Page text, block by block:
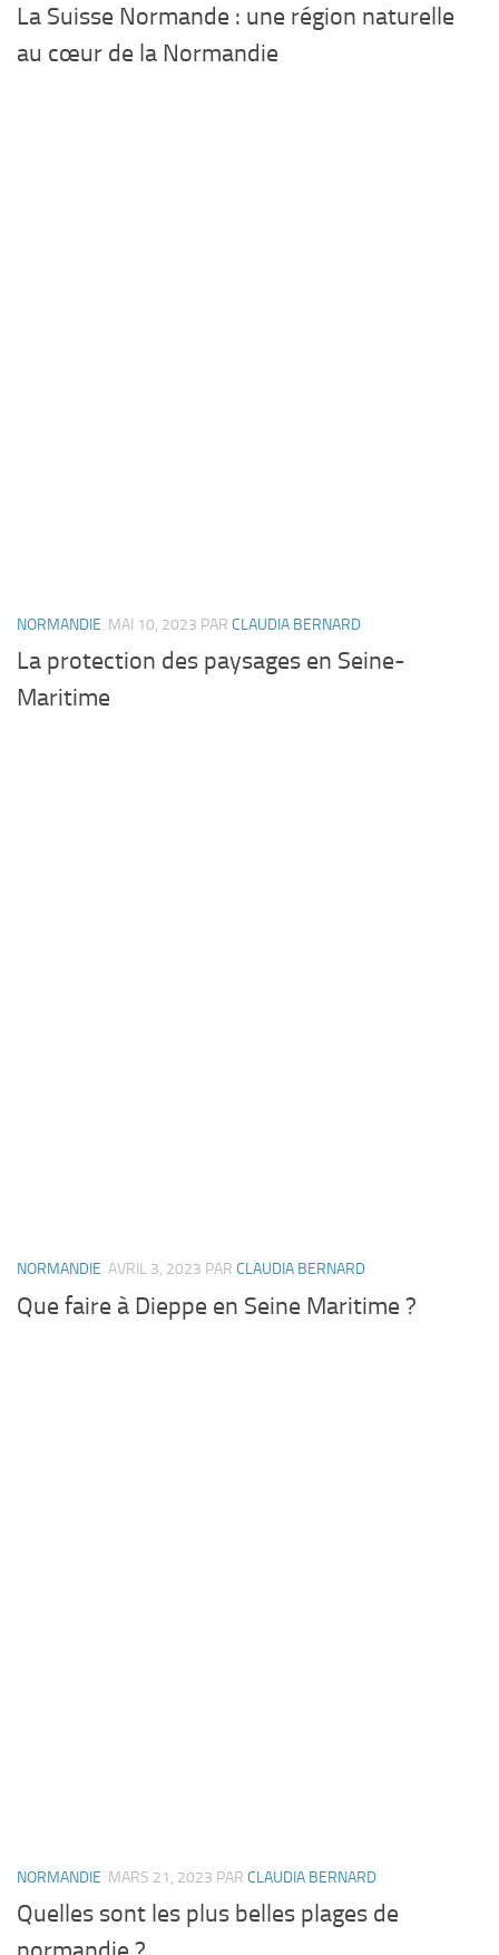
La Suisse Normande : une région naturelle
au cœur de la Normandie
NORMANDIE MAI 10, 2023 PAR CLAUDIA BERNARD
La protection des paysages en Seine-
Maritime
NORMANDIE AVRIL 3, 2023 PAR CLAUDIA BERNARD
Que faire à Dieppe en Seine Maritime ?
NORMANDIE MARS 21, 2023 PAR CLAUDIA BERNARD
Quelles sont les plus belles plages de